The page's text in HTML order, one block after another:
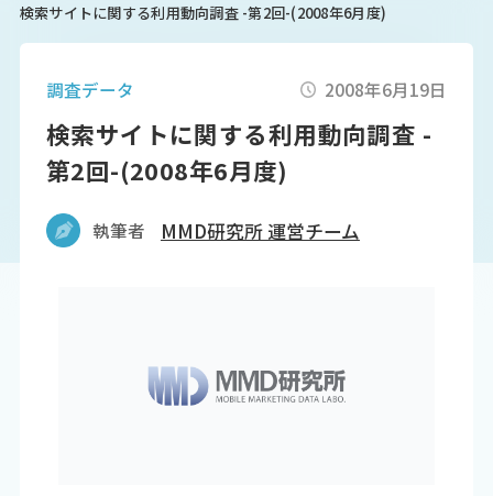
検索サイトに関する利用動向調査 -第2回-(2008年6月度)
調査データ 2008年6月19日
検索サイトに関する利用動向調査 -
第2回-(2008年6月度)
執筆者 MMD研究所 運営チーム